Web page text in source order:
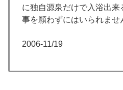
に独自源泉だけで入浴出来
事を願わずにはいられませ
2006-11/19